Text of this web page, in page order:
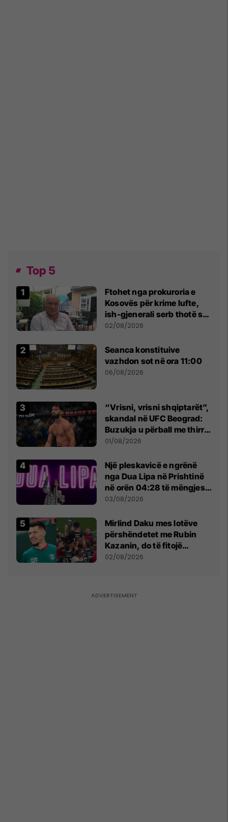
Top 5
Ftohet nga prokuroria e
Kosovës për krime lufte,
ish-gjenerali serb thotë se
dikush e tradhtoi në
02/08/2026
Seanca konstituive
vazhdon sot në ora 11:00
06/08/2026
“Vrisni, vrisni shqiptarët”,
skandal në UFC Beograd:
Buzukja u përball me thirrje
anti-shqiptare nga
01/08/2026
Një pleskavicë e ngrënë
nga Dua Lipa në Prishtinë
në orën 04:28 të mëngjesit
- dhe bota digjitale serbe
03/08/2026
Mirlind Daku mes lotëve
përshëndetet me Rubin
Kazanin, do të fitojë
miliona te Spartak Moska
02/08/2026